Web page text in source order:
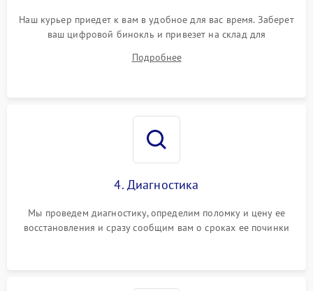
Наш курьер приедет к вам в удобное для вас время. Заберет
ваш цифровой бинокль и привезет на склад для
Подробнее
4. Диагностика
Мы проведем диагностику, определим поломку и цену ее
восстановления и сразу сообщим вам о сроках ее починки